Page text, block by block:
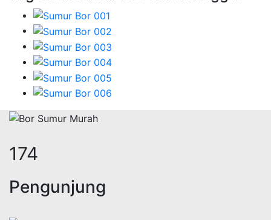
208
Pengunjung